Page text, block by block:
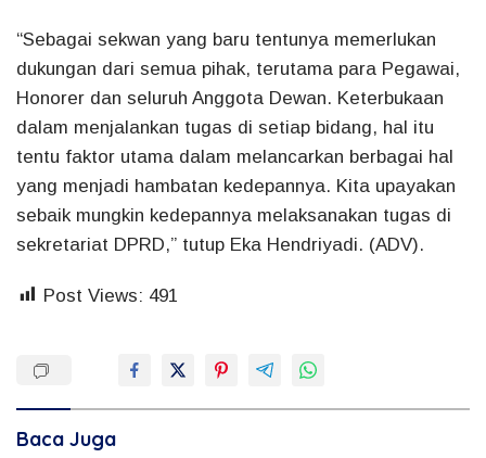
“Sebagai sekwan yang baru tentunya memerlukan
dukungan dari semua pihak, terutama para Pegawai,
Honorer dan seluruh Anggota Dewan. Keterbukaan
dalam menjalankan tugas di setiap bidang, hal itu
tentu faktor utama dalam melancarkan berbagai hal
yang menjadi hambatan kedepannya. Kita upayakan
sebaik mungkin kedepannya melaksanakan tugas di
sekretariat DPRD,” tutup Eka Hendriyadi. (ADV).
Post Views: 491
Baca Juga